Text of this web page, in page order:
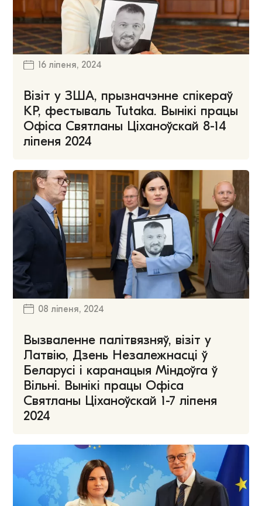
16 ліпеня, 2024
Візіт у ЗША, прызначэнне спікераў
КР, фестываль Tutaka. Вынікі працы
Офіса Святланы Ціханоўскай 8-14
ліпеня 2024
08 ліпеня, 2024
Вызваленне палітвязняў, візіт у
Латвію, Дзень Незалежнасці ў
Беларусі і каранацыя Міндоўга ў
Вільні. Вынікі працы Офіса
Святланы Ціханоўскай 1-7 ліпеня
2024